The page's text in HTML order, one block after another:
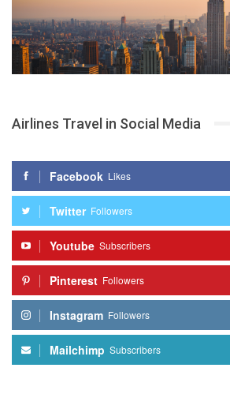
Airlines Travel in Social Media
Facebook Likes
Twitter Followers
Youtube Subscribers
Pinterest Followers
Instagram Followers
Mailchimp Subscribers